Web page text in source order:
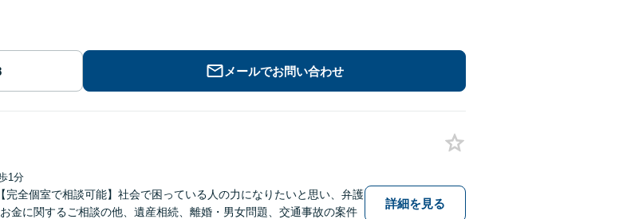
メールでお問い合わせ
1分
完全個室で相談可能】社会で困っている人の力になりたいと思い、弁護
金に関するご相談の他、遺産相続、離婚・男女問題、交通事故の案件
詳細を見る